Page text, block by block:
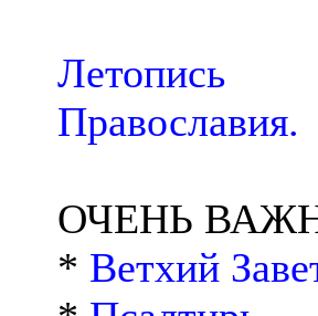
Летопись
Православия.
ОЧЕНЬ
* Ветхий